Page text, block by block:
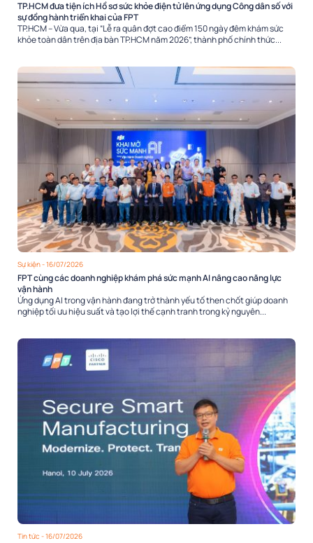
TP.HCM đưa tiện ích Hồ sơ sức khỏe điện tử lên ứng dụng Công dân số với
sự đồng hành triển khai của FPT
TP.HCM – Vừa qua, tại “Lễ ra quân đợt cao điểm 150 ngày đêm khám sức
khỏe toàn dân trên địa bàn TP.HCM năm 2026”, thành phố chính thức...
Sự kiện- 16/07/2026
FPT cùng các doanh nghiệp khám phá sức mạnh AI nâng cao năng lực
vận hành
Ứng dụng AI trong vận hành đang trở thành yếu tố then chốt giúp doanh
nghiệp tối ưu hiệu suất và tạo lợi thế cạnh tranh trong kỷ nguyên...
Tin tức - 16/07/2026